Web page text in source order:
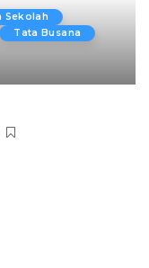
Sekolah
Tata Busana